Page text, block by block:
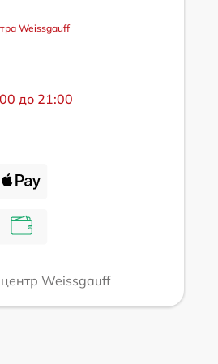
Weissgauff
до 21:00
Weissgauff